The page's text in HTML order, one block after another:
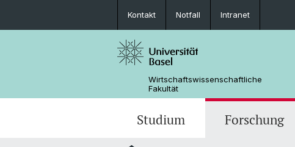
Kontakt Notfall Intranet
Wirtschaftswissenschaftliche
Fakultät
Studium Forschung